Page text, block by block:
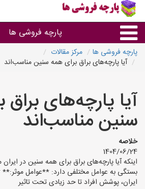
پارچه فروشی ها
پارچه براساس جنس
پارچه براساس رنگ طرح و
پارچه فروشی های هر
پارچه فروشی ها
مرکز مقالات
آیا پارچه‌های براق برای همه سنین مناسب‌اند
آیا پارچه‌های
سنین مناسب‌اند
خلاصه
1404/06/24
اینکه آیا پارچه‌های براق برای همه سنین در
بستگی به عوامل مختلفی دارد: **عوامل
ایران، پوشش افراد تا حد زیادی تحت تاثیر